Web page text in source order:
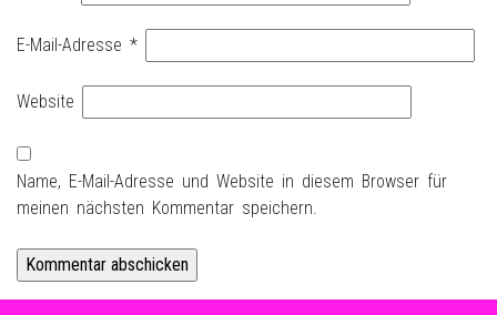
E-Mail-Adresse *
Website
Name, E-Mail-Adresse und Website in diesem Browser für
meinen nächsten Kommentar speichern.